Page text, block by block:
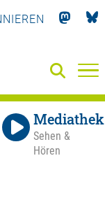
Mediathek
Sehen &
Hören